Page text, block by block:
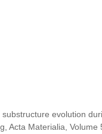
evolution
Acta Materialia,